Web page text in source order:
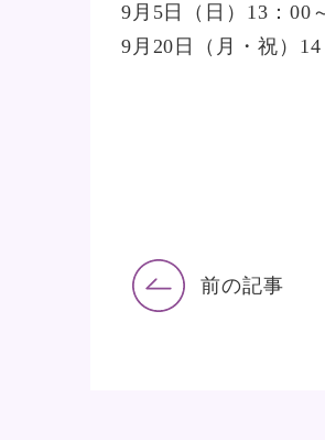
9月5日（日）13：00
9月20日（月・祝）
前の記事